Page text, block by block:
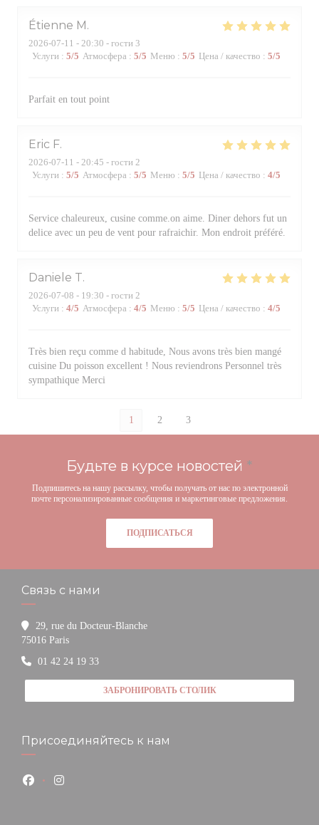
Étienne M
2026-07-11 - 20:30 - гости 3
Услуги : 5/5 Атмосфера : 5/5 Меню : 5/5 Цена / качество : 5/5
Parfait en tout point
Eric F
2026-07-11 - 20:45 - гости 2
Услуги : 5/5 Атмосфера : 5/5 Меню : 5/5 Цена / качество : 4/5
Service chaleureux, cusine comme.on aime. Diner dehors fut un
delice avec un peu de vent pour rafraichir. Mon endroit préféré.
Daniele T
2026-07-08 - 19:30 - гости 2
Услуги : 4/5 Атмосфера : 4/5 Меню : 5/5 Цена / качество : 4/5
Très bien reçu comme d habitude, Nous avons très bien mangé
cuisine Du poisson excellent ! Nous reviendrons Personnel très
sympathique Merci
1 2 3
Будьте в курсе новостей *
Подпишитесь на нашу рассылку, чтобы получать от нас по электронной
почте персонализированные сообщения и маркетинговые предложения.
ПОДПИСАТЬСЯ
Связь с нами
29, rue du Docteur-Blanche
75016 Paris((открывается в новом окне))
01 42 24 19 33
ЗАБРОНИРОВАТЬ СТОЛИК
Присоединяйтесь к нам
Facebook ((открывается в новом окне))
Instagram ((открывается в новом окне))